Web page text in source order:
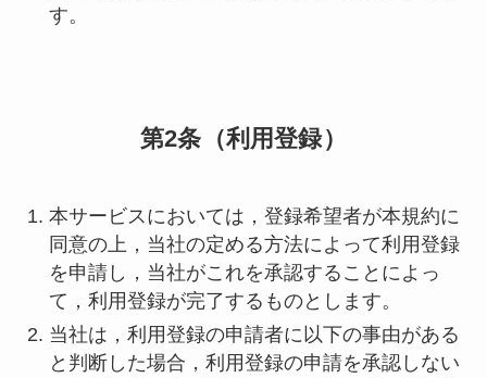
す。
第2条（利用登録）
本サービスにおいては，登録希望者が本規約に
同意の上，当社の定める方法によって利用登録
を申請し，当社がこれを承認することによっ
て，利用登録が完了するものとします。
当社は，利用登録の申請者に以下の事由がある
と判断した場合，利用登録の申請を承認しない